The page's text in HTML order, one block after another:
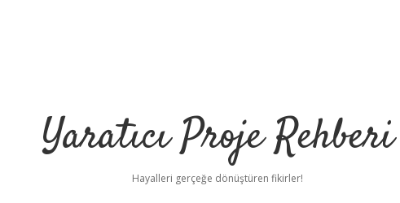
Yaratıcı Proje Rehberi
Hayalleri gerçeğe dönüştüren fikirler!